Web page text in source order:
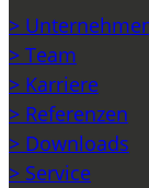
>
> Team
> Karriere
> Referenzen
> Downloads
> Service